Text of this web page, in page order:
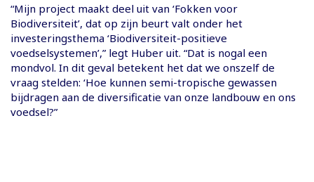
“Mijn project maakt deel uit van ‘Fokken voor
Biodiversiteit’, dat op zijn beurt valt onder het
investeringsthema ‘Biodiversiteit-positieve
voedselsystemen’,” legt Huber uit. “Dat is nogal een
mondvol. In dit geval betekent het dat we onszelf de
vraag stelden: ‘Hoe kunnen semi-tropische gewassen
bijdragen aan de diversificatie van onze landbouw en ons
voedsel?”